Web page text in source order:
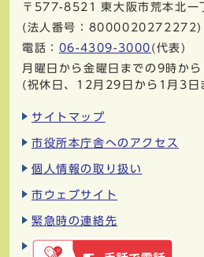
〒577-8521
東大阪市荒本北一
(法人番号：8000020272272)
電話： 06-4309-3000 (代表)
月曜日から金曜日までの9時か
(祝休日、12月29日から1月3日
サイトマップ
市役所本庁舎へのアクセス
個人情報の取り扱い
市ウェブサイト
緊急時の連絡先